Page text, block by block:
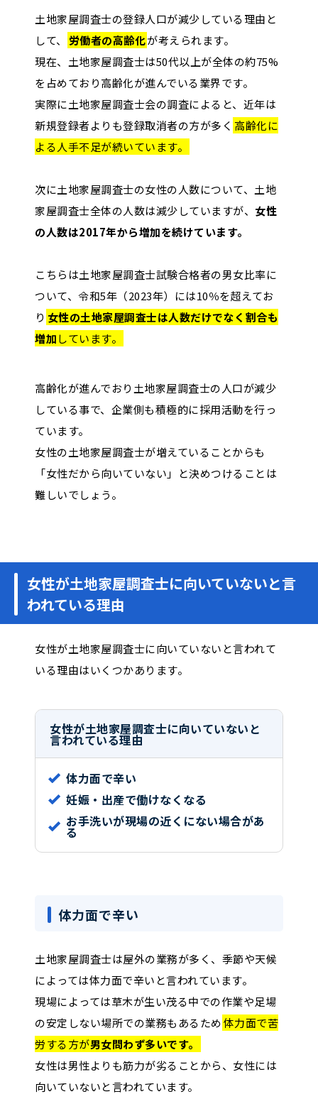
土地家屋調査士の登録人口が減少している理由と
して、
労働者の高齢化が考えられます。
現在、土地家屋調査士は50代以上が全体の約75%
を占めており高齢化が進んでいる業界です。
実際に土地家屋調査士会の調査によると、近年は
新規登録者よりも登録取消者の方が多く 高齢化に
よる人手不足が続いています。
次に土地家屋調査士の女性の人数について、土地
家屋調査士全体の人数は減少していますが、 女性
の人数は2017年から増加を続けています。
こちらは土地家屋調査士試験合格者の男女比率に
ついて、令和5年（2023年）には10％を超えてお
り 女性の土地家屋調査士は人数だけでなく割合も
増加しています。
高齢化が進んでおり土地家屋調査士の人口が減少
している事で、企業側も積極的に採用活動を行っ
ています。
女性の土地家屋調査士が増えていることからも
「女性だから向いていない」と決めつけることは
難しいでしょう。
女性が土地家屋調査士に向いていないと言
われている理由
女性が土地家屋調査士に向いていないと言われて
いる理由はいくつかあります。
女性が土地家屋調査士に向いていないと
言われている理由
体力面で辛い
妊娠・出産で働けなくなる
お手洗いが現場の近くにない場合があ
る
体力面で辛い
土地家屋調査士は屋外の業務が多く、季節や天候
によっては体力面で辛いと言われています。
現場によっては草木が生い茂る中での作業や足場
の安定しない場所での業務もあるため体力面で苦
労する方が男女問わず多いです。
女性は男性よりも筋力が劣ることから、女性には
向いていないと言われています。